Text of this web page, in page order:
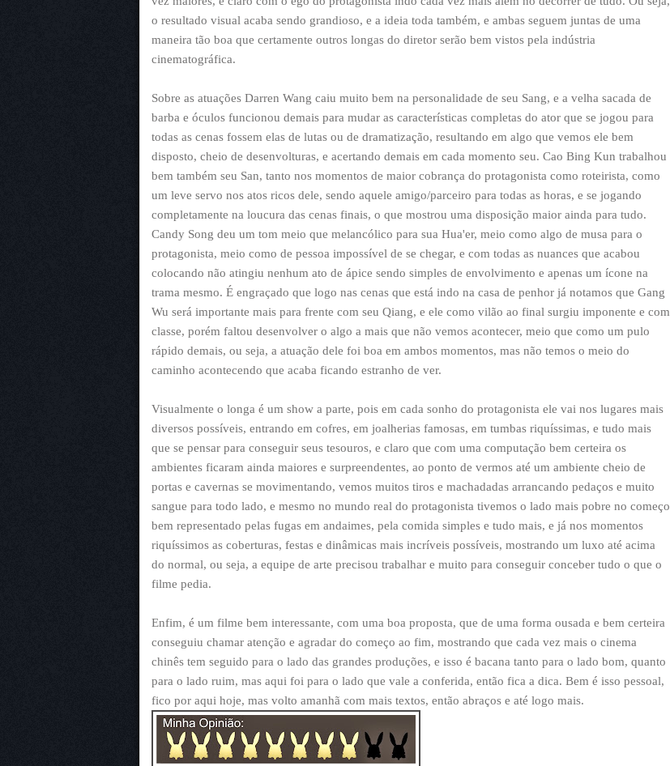
o resultado visual acaba sendo grandioso, e a ideia toda também, e ambas seguem juntas de uma
maneira tão boa que certamente outros longas do diretor serão bem vistos pela indústria
cinematográfica.
Sobre as atuações Darren Wang caiu muito bem na personalidade de seu Sang, e a velha sacada de
barba e óculos funcionou demais para mudar as características completas do ator que se jogou para
todas as cenas fossem elas de lutas ou de dramatização, resultando em algo que vemos ele bem
disposto, cheio de desenvolturas, e acertando demais em cada momento seu. Cao Bing Kun trabalhou
bem também seu San, tanto nos momentos de maior cobrança do protagonista como roteirista, como
um leve servo nos atos ricos dele, sendo aquele amigo/parceiro para todas as horas, e se jogando
completamente na loucura das cenas finais, o que mostrou uma disposição maior ainda para tudo.
Candy Song deu um tom meio que melancólico para sua Hua'er, meio como algo de musa para o
protagonista, meio como de pessoa impossível de se chegar, e com todas as nuances que acabou
colocando não atingiu nenhum ato de ápice sendo simples de envolvimento e apenas um ícone na
trama mesmo. É engraçado que logo nas cenas que está indo na casa de penhor já notamos que Gang
Wu será importante mais para frente com seu Qiang, e ele como vilão ao final surgiu imponente e com
classe, porém faltou desenvolver o algo a mais que não vemos acontecer, meio que como um pulo
rápido demais, ou seja, a atuação dele foi boa em ambos momentos, mas não temos o meio do
caminho acontecendo que acaba ficando estranho de ver.
Visualmente o longa é um show a parte, pois em cada sonho do protagonista ele vai nos lugares mais
diversos possíveis, entrando em cofres, em joalherias famosas, em tumbas riquíssimas, e tudo mais
que se pensar para conseguir seus tesouros, e claro que com uma computação bem certeira os
ambientes ficaram ainda maiores e surpreendentes, ao ponto de vermos até um ambiente cheio de
portas e cavernas se movimentando, vemos muitos tiros e machadadas arrancando pedaços e muito
sangue para todo lado, e mesmo no mundo real do protagonista tivemos o lado mais pobre no começo
bem representado pelas fugas em andaimes, pela comida simples e tudo mais, e já nos momentos
riquíssimos as coberturas, festas e dinâmicas mais incríveis possíveis, mostrando um luxo até acima
do normal, ou seja, a equipe de arte precisou trabalhar e muito para conseguir conceber tudo o que o
filme pedia.
Enfim, é um filme bem interessante, com uma boa proposta, que de uma forma ousada e bem certeira
conseguiu chamar atenção e agradar do começo ao fim, mostrando que cada vez mais o cinema
chinês tem seguido para o lado das grandes produções, e isso é bacana tanto para o lado bom, quanto
para o lado ruim, mas aqui foi para o lado que vale a conferida, então fica a dica. Bem é isso pessoal,
fico por aqui hoje, mas volto amanhã com mais textos, então abraços e até logo mais.